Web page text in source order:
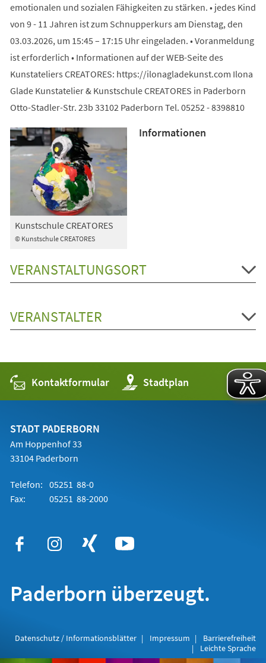
emotionalen und sozialen Fähigkeiten zu stärken. • jedes Kind
von 9 - 11 Jahren ist zum Schnupperkurs am Dienstag, den
03.03.2026, um 15:45 – 17:15 Uhr eingeladen. • Voranmeldung
ist erforderlich • Informationen auf der WEB-Seite des
Kunstateliers CREATORES: https://ilonagladekunst.com Ilona
Glade Kunstatelier & Kunstschule CREATORES in Paderborn
Otto-Stadler-Str. 23b 33102 Paderborn Tel. 05252 - 8398810
© Kunstschule CREATORES
Kunstschule CREATORES
Informationen
VERANSTALTUNGSORT
VERANSTALTER
Kontaktformular Stadtplan
(Öffnet
in
einem
STADT PADERBORN
Am Hoppenhof 33
33104 Paderborn
Telefon: 05251 88-0
Fax:
05251 88-2000
Paderborn überzeugt.
Datenschutz / Informationsblätter Impressum
Barrierefreiheit
Leichte Sprache